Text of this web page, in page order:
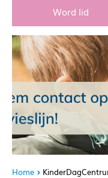
Word lid
Home